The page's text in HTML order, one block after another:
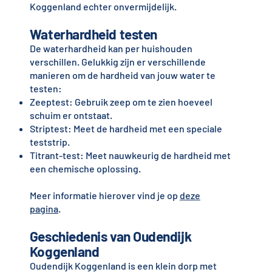
Koggenland echter onvermijdelijk.
Waterhardheid testen
De waterhardheid kan per huishouden
verschillen. Gelukkig zijn er verschillende
manieren om de hardheid van jouw water te
testen:
Zeeptest: Gebruik zeep om te zien hoeveel
schuim er ontstaat.
Striptest: Meet de hardheid met een speciale
teststrip.
Titrant-test: Meet nauwkeurig de hardheid met
een chemische oplossing.
Meer informatie hierover vind je op deze
pagina.
Geschiedenis van Oudendijk
Koggenland
Oudendijk Koggenland is een klein dorp met